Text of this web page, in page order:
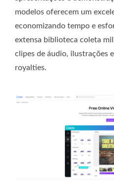
modelos oferecem um
economizando tempo e
extensa biblioteca coleta
clipes de áudio, ilustrações
royalties.